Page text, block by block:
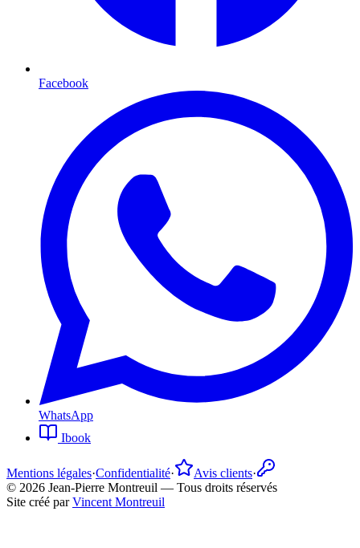
Facebook
WhatsApp
Ibook
Mentions légales·Confidentialité· Avis clients·
© 2026 Jean-Pierre Montreuil — Tous droits réservés
Site créé par Vincent Montreuil